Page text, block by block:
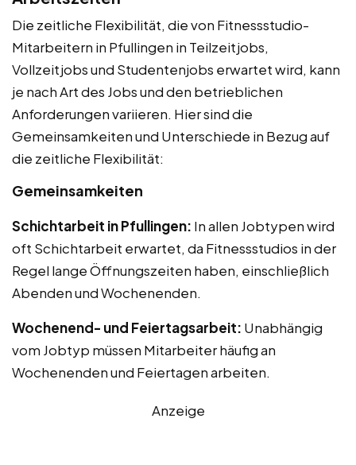
Die zeitliche Flexibilität, die von Fitnessstudio-
Mitarbeitern in Pfullingen in Teilzeitjobs,
Vollzeitjobs und Studentenjobs erwartet wird, kann
je nach Art des Jobs und den betrieblichen
Anforderungen variieren. Hier sind die
Gemeinsamkeiten und Unterschiede in Bezug auf
die zeitliche Flexibilität:
Gemeinsamkeiten
Schichtarbeit in Pfullingen: In allen Jobtypen wird
oft Schichtarbeit erwartet, da Fitnessstudios in der
Regel lange Öffnungszeiten haben, einschließlich
Abenden und Wochenenden.
Wochenend- und Feiertagsarbeit: Unabhängig
vom Jobtyp müssen Mitarbeiter häufig an
Wochenenden und Feiertagen arbeiten.
Anzeige